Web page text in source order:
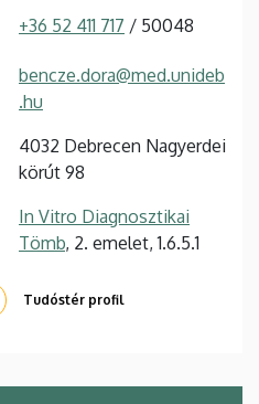
+36 52 411 717 / 50048
bencze.dora@med.unideb
.hu
4032 Debrecen Nagyerdei
körút 98
In Vitro Diagnosztikai
Tömb, 2. emelet, 1.6.5.1
Tudóstér profil